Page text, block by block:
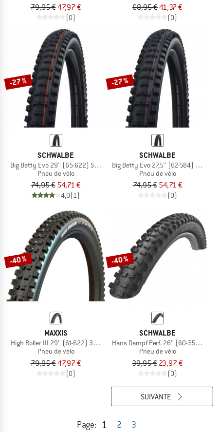
79,95 €47,97 €
(0)
68,95 €41,37 €
(0)
-27 %
SCHWALBE
Big Betty Evo 29'' (65-622) Super Gravity TLE
Pneu de vélo
74,95 € 54,71 €
4,0(1)
-27 %
SCHWALBE
Big Betty Evo 27,5'' (62-584) Super
Pneu de vélo
74,95 € 54,71 €
(0)
-40 %
MAXXIS
High Roller III 29'' (61-622) 3C MaxxGrip EXO+ TR
Pneu de vélo
79,95 €47,97 €
(0)
-40 %
SCHWALBE
Hans Dampf Perf. 26'' (60-559)
Pneu de vélo
39,95 € 23,97 €
(0)
Page: 1 2 3
SUIVANTE